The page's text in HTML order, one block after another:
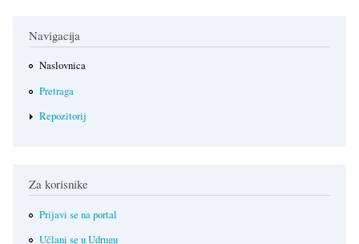
Navigacija
Naslovnica
Pretraga
Repozitorij
Za korisnike
Prijavi se na portal
Učlani se u Udrugu